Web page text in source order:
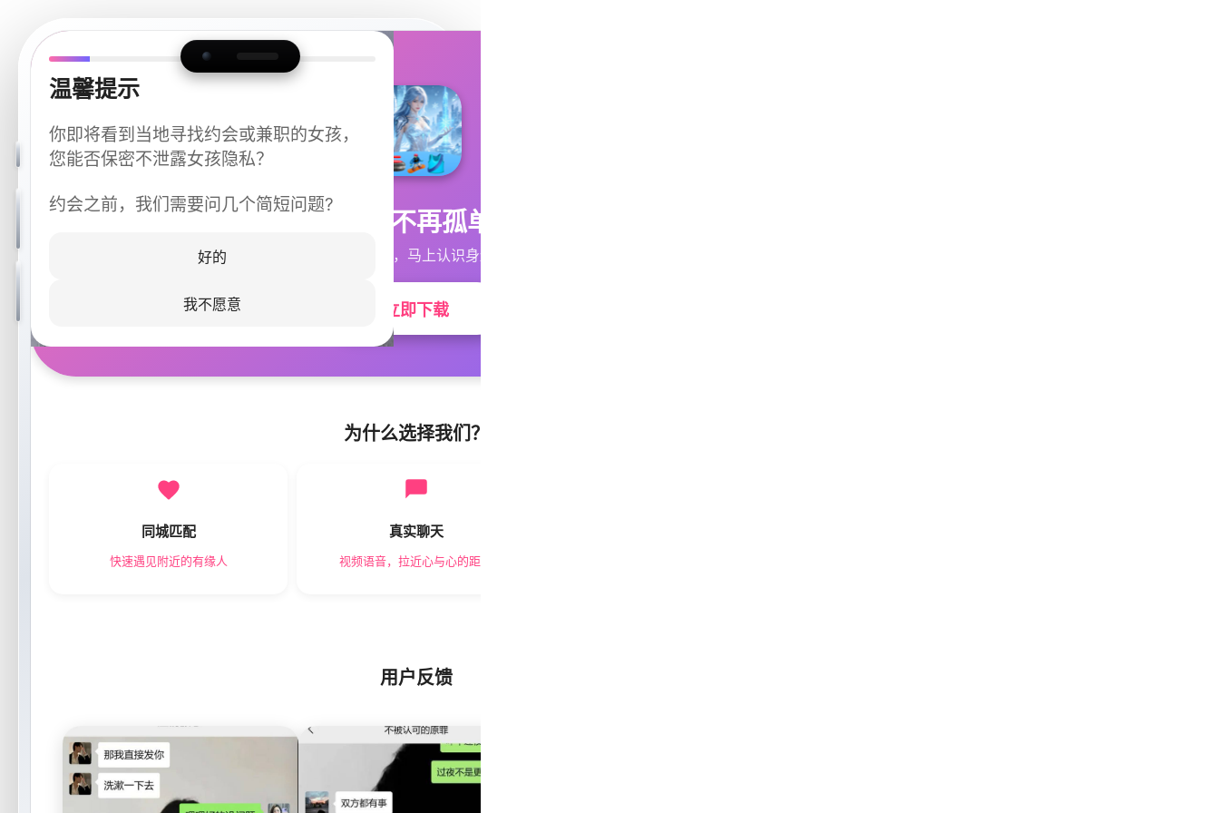
温馨提示
你即将看到当地寻找约会或兼职的女孩，
您能否保密不泄露女孩隐私？
约会之前，我们需要问几个简短问题?
好的
我不愿意
今晚不再孤单
同城快速匹配，马上认识身边的TA
立即下载
为什么选择我们？
同城匹配
快速遇见附近的有缘人
真实聊天
视频语音，拉近心与心的距离
用户反馈